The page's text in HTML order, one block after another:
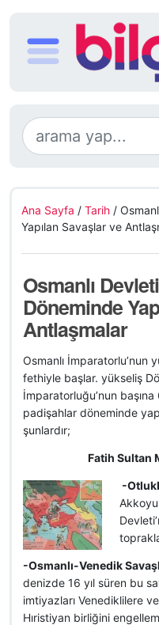
Ana Sayfa / Tarih /
Yapılan Savaşlar ve
Osmanlı
Döneminde
Antlaşmalar
Osmanlı İmparatorlu’nun
fethiyle başlar. yükseliş
İmparatorluğu’nun
padişahlar döneminde
şunlardır;
Fatih Sultan
-
-Osmanlı-Venedik
denizde 16 yıl süren bu
imtiyazları Venediklilere
Hıristiyan birliğini